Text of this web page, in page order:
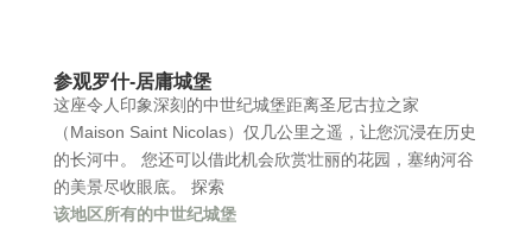
参观罗什-居庸城堡
这座令人印象深刻的中世纪城堡距离圣尼古拉之家
（Maison Saint Nicolas）仅几公里之遥，让您沉浸在历史
的长河中。 您还可以借此机会欣赏壮丽的花园，塞纳河谷
的美景尽收眼底。 探索
该地区所有的中世纪城堡